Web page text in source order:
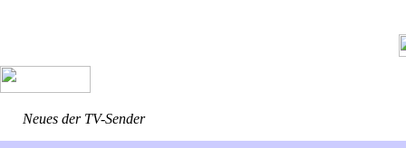
Neues der TV-Sender